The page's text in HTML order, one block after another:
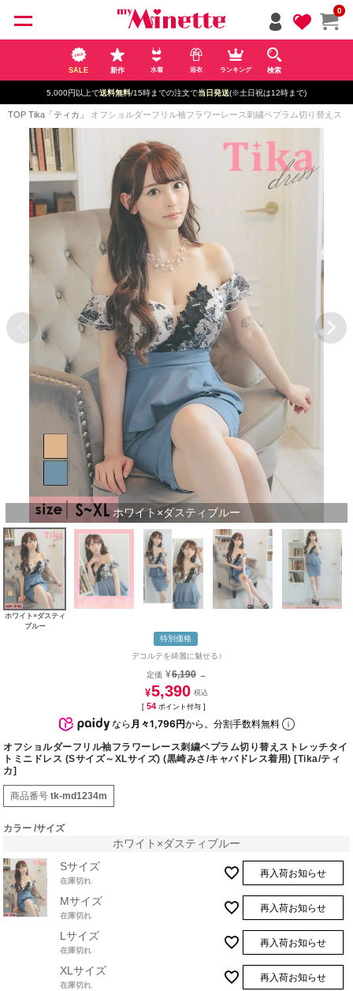
0
SALE 新作 水着 浴衣 ランキング 検索
5,000円以上で送料無料/15時までの注文で当日発送(※土日祝は12時まで)
TOP Tika「ティカ」 オフショルダーフリル袖フラワーレース刺繍ペプラム切り替えス
ホワイト×ダスティブルー
ホワイト×ダスティ
ブルー
特別価格
デコルテを綺麗に魅せる♪
定価 ¥6,190 →
¥5,390
[ 54 ポイント付与 ]
なら 月々1,796円から。分割手数料無料
オフショルダーフリル袖フラワーレース刺繍ペプラム切り替えストレッチタイ
トミニドレス (Sサイズ～XLサイズ) (黒崎みさ/キャバドレス着用) [Tika/ティ
カ]
商品番号 tk-md1234m
カラー サイズ
ホワイト×ダスティブルー
Sサイズ
在庫切れ
再入荷お知らせ
Mサイズ
在庫切れ
再入荷お知らせ
Lサイズ
在庫切れ
再入荷お知らせ
XLサイズ
在庫切れ
再入荷お知らせ
ペー
ジト
ップ